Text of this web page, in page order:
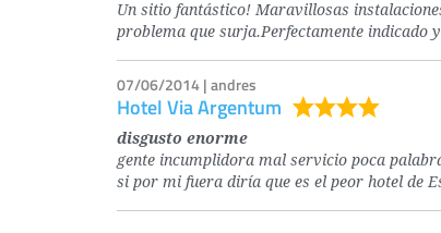
Un sitio fantástico! Maravillosas
problema que surja.Perfectamente indicado
07/06/2014 | andres
Hotel Via Argentum
disgusto enorme
gente incumplidora mal servicio poca
si por mi fuera diría que es el peor hotel de